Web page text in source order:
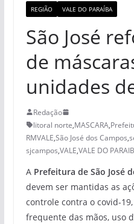
REGIÃO VALE DO PARAÍBA
São José
de
unidades
Redação
litoral norte,MASCARA,
RMVALE,São José dos Campos,
sjcampos,VALE,VALE DO
A Prefeitura de São José
devem ser mantidas as
controle contra o covid-
frequente das mãos, uso